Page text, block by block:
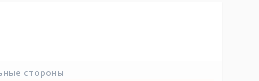
стороны